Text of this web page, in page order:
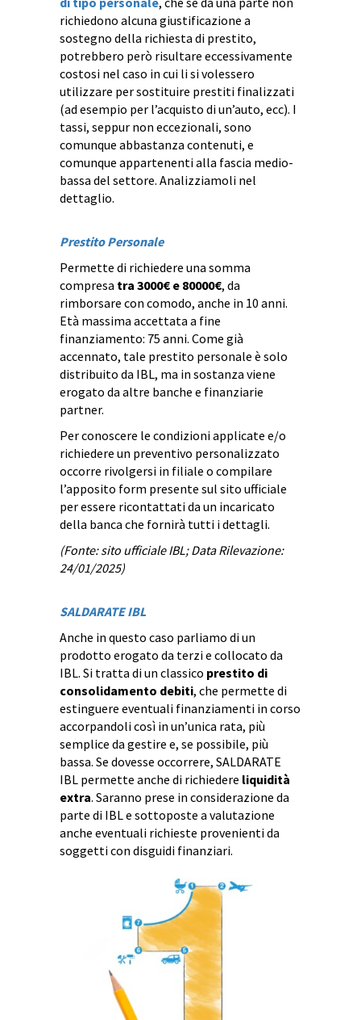
richiedono alcuna giustificazione a
sostegno della richiesta di prestito,
potrebbero però risultare eccessivamente
costosi nel caso in cui li si volessero
utilizzare per sostituire prestiti finalizzati
(ad esempio per l’acquisto di un’auto, ecc). I
tassi, seppur non eccezionali, sono
comunque abbastanza contenuti, e
comunque appartenenti alla fascia medio-
bassa del settore. Analizziamoli nel
dettaglio.
Prestito Personale
Permette di richiedere una somma
compresa tra 3000€ e 80000€, da
rimborsare con comodo, anche in 10 anni.
Età massima accettata a fine
finanziamento: 75 anni. Come già
accennato, tale prestito personale è solo
distribuito da IBL, ma in sostanza viene
erogato da altre banche e finanziarie
partner.
Per conoscere le condizioni applicate e/o
richiedere un preventivo personalizzato
occorre rivolgersi in filiale o compilare
l’apposito form presente sul sito ufficiale
per essere ricontattati da un incaricato
della banca che fornirà tutti i dettagli.
(Fonte: sito ufficiale IBL; Data Rilevazione:
24/01/2025)
SALDARATE IBL
Anche in questo caso parliamo di un
prodotto erogato da terzi e collocato da
IBL. Si tratta di un classico prestito di
consolidamento debiti, che permette di
estinguere eventuali finanziamenti in corso
accorpandoli così in un’unica rata, più
semplice da gestire e, se possibile, più
bassa. Se dovesse occorrere, SALDARATE
IBL permette anche di richiedere liquidità
extra. Saranno prese in considerazione da
parte di IBL e sottoposte a valutazione
anche eventuali richieste provenienti da
soggetti con disguidi finanziari.